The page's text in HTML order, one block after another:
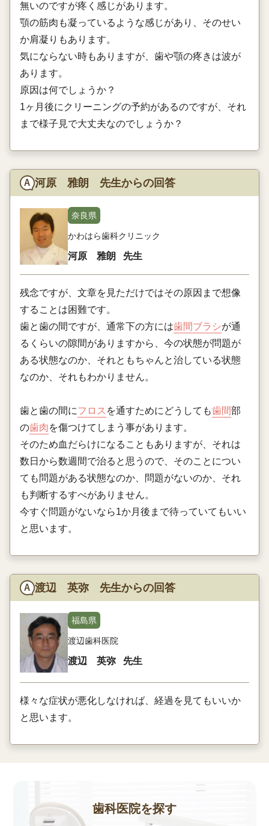
無いのですが疼く感じがあります。
顎の筋肉も凝っているような感じがあり、そのせい
か肩凝りもあります。
気にならない時もありますが、歯や顎の疼きは波が
あります。
原因は何でしょうか？
1ヶ月後にクリーニングの予約があるのですが、それ
まで様子見で大丈夫なのでしょうか？
河原 雅朗 先生からの回答
奈良県
かわはら歯科クリニック
河原 雅朗 先生
残念ですが、文章を見ただけではその原因まで想像
することは困難です。
歯と歯の間ですが、通常下の方には歯間ブラシが通
るくらいの隙間がありますから、今の状態が問題が
ある状態なのか、それともちゃんと治している状態
なのか、それもわかりません。
歯と歯の間にフロス を通すためにどうしても歯間部
の歯肉を傷つけてしまう事があります。
そのため血だらけになることもありますが、それは
数日から数週間で治ると思うので、そのことについ
ても問題がある状態なのか、問題がないのか、それ
も判断するすべがありません。
今すぐ問題がないなら1か月後まで待っていてもいい
と思います。
渡辺 英弥 先生からの回答
福島県
渡辺歯科医院
渡辺 英弥 先生
様々な症状が悪化しなければ、経過を見てもいいか
と思います。
歯科医院を探す